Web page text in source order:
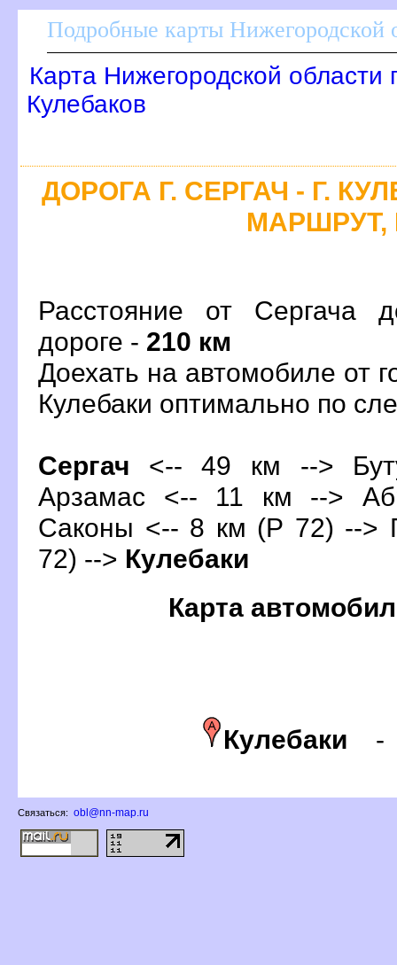
Подробные карты Нижегородской
Карта Нижегородской области
Кулебако
ДОРОГА Г. СЕРГАЧ - Г.
МАРШРУТ,
Расстояние от Сергача
дороге - 210 км
Доехать на автомобиле от
Кулебаки оптимально по
Сергач <-- 49 км -->
Арзамас <-- 11 км -->
Саконы <-- 8 км (Р 72) -->
72) --> Кулебаки
Карта
Кулебаки
Связаться: obl@nn-map.ru